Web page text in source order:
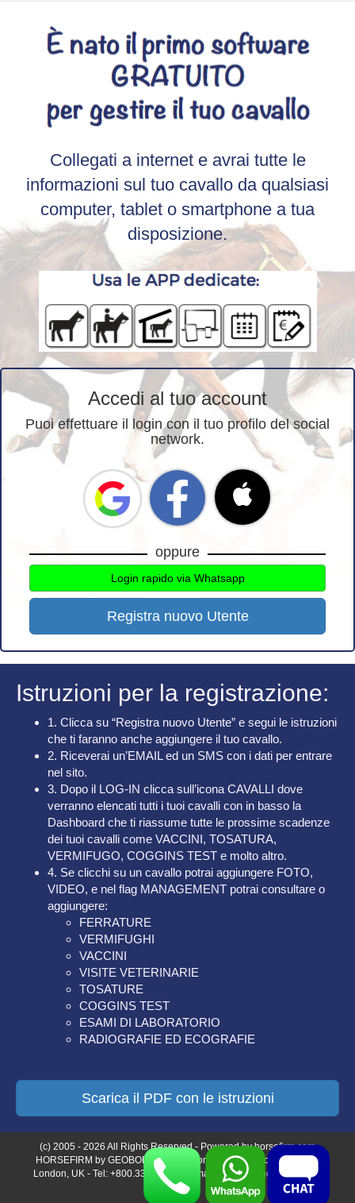
Collegati a internet e avrai tutte le
informazioni sul tuo cavallo da qualsiasi
computer, tablet o smartphone a tua
disposizione.
Accedi al tuo account
Puoi effettuare il login con il tuo profilo del social
network.
oppure
Login rapido via Whatsapp
Registra nuovo Utente
Istruzioni per la registrazione:
1. Clicca su “Registra nuovo Utente” e segui le istruzioni
che ti faranno anche aggiungere il tuo cavallo.
2. Riceverai un’EMAIL ed un SMS con i dati per entrare
nel sito.
3. Dopo il LOG-IN clicca sull’icona CAVALLI dove
verranno elencati tutti i tuoi cavalli con in basso la
Dashboard che ti riassume tutte le prossime scadenze
dei tuoi cavalli come VACCINI, TOSATURA,
VERMIFUGO, COGGINS TEST e molto altro.
4. Se clicchi su un cavallo potrai aggiungere FOTO,
VIDEO, e nel flag MANAGEMENT potrai consultare o
aggiungere:
FERRATURE
VERMIFUGHI
VACCINI
VISITE VETERINARIE
TOSATURE
COGGINS TEST
ESAMI DI LABORATORIO
RADIOGRAFIE ED ECOGRAFIE
Scarica il PDF con le istruzioni
(c) 2005 - 2026 All Rights Reserved - Powered by horsefirm.com
HORSEFIRM by GEOBORDERS -3 More London Place - SE12RE
London, UK - Tel: +800.3333.6666 - Email: support@horsefirm.com